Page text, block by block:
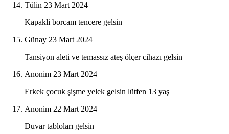
Tülin 23 Mart 2024
Kapakli borcam tencere gelsin
Günay 23 Mart 2024
Tansiyon aleti ve temassız ateş ölçer cihazı gelsin
Anonim 23 Mart 2024
Erkek çocuk şişme yelek gelsin lütfen 13 yaş
Anonim 22 Mart 2024
Duvar tabloları gelsin